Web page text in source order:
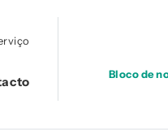
Bloco de